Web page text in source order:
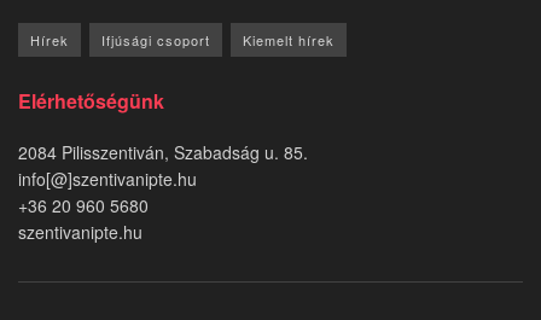
Hírek Ifjúsági csoport Kiemelt hírek
Elérhetőségünk
2084 Pilisszentiván, Szabadság u. 85.
info[@]szentivanipte.hu
+36 20 960 5680
szentivanipte.hu